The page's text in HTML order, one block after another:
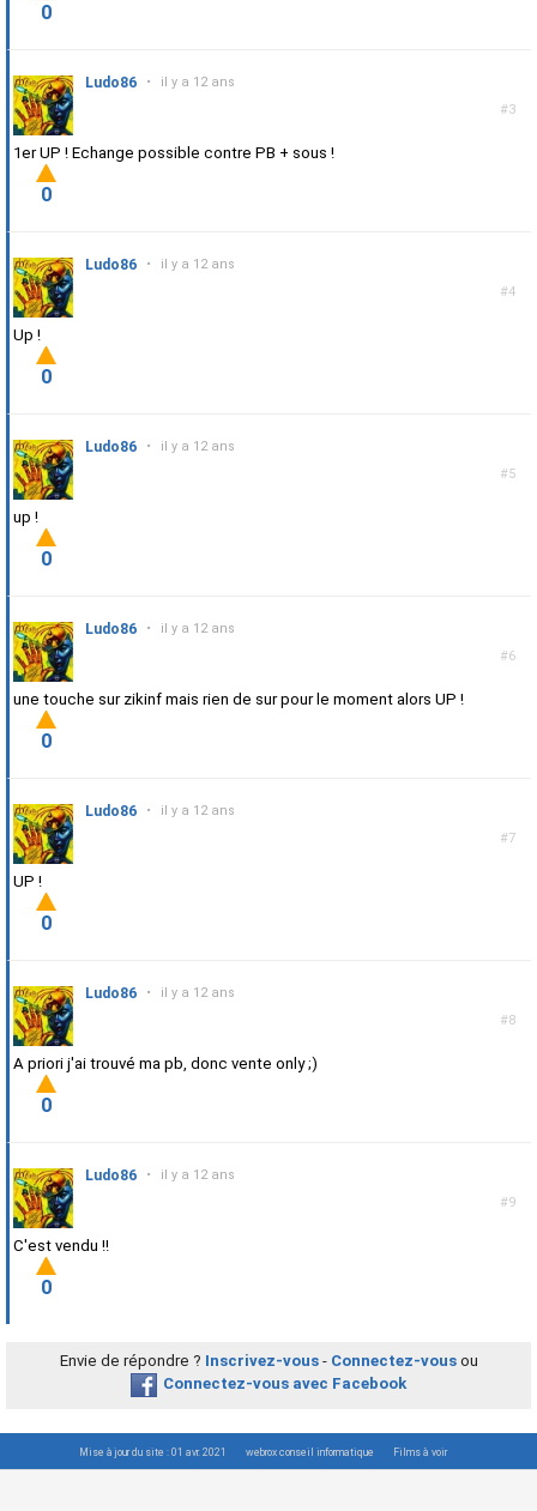
0
#3
Ludo86 • il y a 12 ans
1er UP ! Echange possible contre PB + sous !
0
#4
Ludo86 • il y a 12 ans
Up !
0
#5
Ludo86 • il y a 12 ans
up !
0
#6
Ludo86 • il y a 12 ans
une touche sur zikinf mais rien de sur pour le moment alors UP !
0
#7
Ludo86 • il y a 12 ans
UP !
0
#8
Ludo86 • il y a 12 ans
A priori j'ai trouvé ma pb, donc vente only ;)
0
#9
Ludo86 • il y a 12 ans
C'est vendu !!
0
Envie de répondre ? Inscrivez-vous- Connectez-vousou
Connectez-vous avec Facebook
Mise à jour du site : 01 avr. 2021 webrox conseil informatique Films à voir